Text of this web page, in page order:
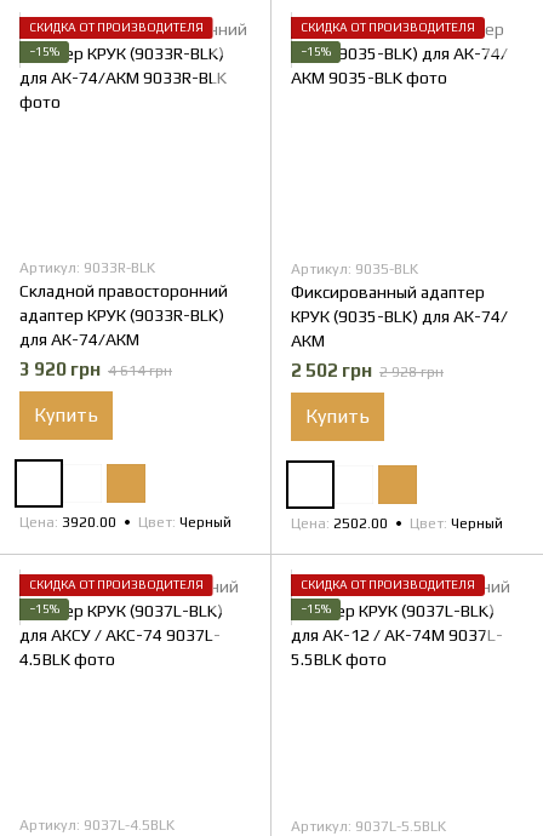
СКИДКА ОТ ПРОИЗВОДИТЕЛЯ
−15%
Артикул: 9033R-BLK
Складной правосторонний
адаптер КРУК (9033R-BLK)
для АК-74/АКМ
3 920 грн 4 614 грн
Купить
Цена 3920.00 Цвет Черный
СКИДКА ОТ ПРОИЗВОДИТЕЛЯ
−15%
Артикул: 9035-BLK
Фиксированный адаптер
КРУК (9035-BLK) для АК-74/
АКМ
2 502 грн 2 928 грн
Купить
Цена 2502.00 Цвет Черный
СКИДКА ОТ ПРОИЗВОДИТЕЛЯ
−15%
Артикул: 9037L-4.5BLK
СКИДКА ОТ ПРОИЗВОДИТЕЛЯ
−15%
Артикул: 9037L-5.5BLK